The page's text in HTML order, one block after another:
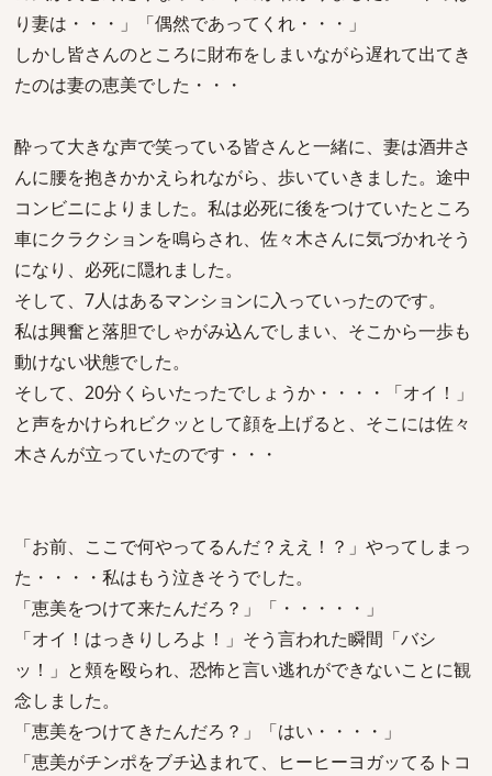
り妻は・・・」「偶然であってくれ・・・」
しかし皆さんのところに財布をしまいながら遅れて出てき
たのは妻の恵美でした・・・
酔って大きな声で笑っている皆さんと一緒に、妻は酒井さ
んに腰を抱きかかえられながら、歩いていきました。途中
コンビニによりました。私は必死に後をつけていたところ
車にクラクションを鳴らされ、佐々木さんに気づかれそう
になり、必死に隠れました。
そして、7人はあるマンションに入っていったのです。
私は興奮と落胆でしゃがみ込んでしまい、そこから一歩も
動けない状態でした。
そして、20分くらいたったでしょうか・・・・「オイ！」
と声をかけられビクッとして顔を上げると、そこには佐々
木さんが立っていたのです・・・
「お前、ここで何やってるんだ？ええ！？」やってしまっ
た・・・・私はもう泣きそうでした。
「恵美をつけて来たんだろ？」「・・・・・」
「オイ！はっきりしろよ！」そう言われた瞬間「バシ
ッ！」と頬を殴られ、恐怖と言い逃れができないことに観
念しました。
「恵美をつけてきたんだろ？」「はい・・・・」
「恵美がチンポをブチ込まれて、ヒーヒーヨガッてるトコ